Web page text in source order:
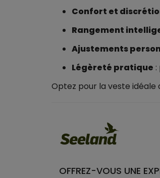
Confort et
Rangement
Ajustements
Légèreté pratique
Optez pour la veste idéale
OFFREZ-VOUS UNE